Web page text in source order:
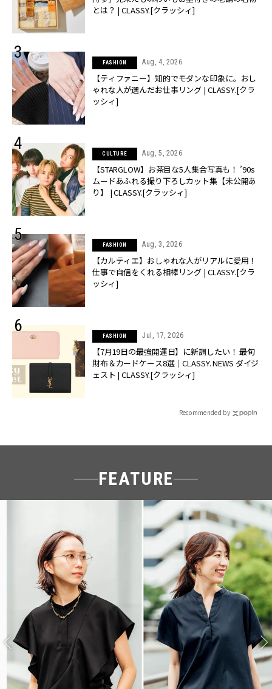
とは？ | CLASSY.[クラッシィ]
FASHION Aug, 4, 2026
【ティファニー】知的でモダンな印象に。おし
ゃれな人が選んだお仕事リング | CLASSY.[クラ
ッシィ]
CULTURE Aug, 5, 2026
【STARGLOW】お茶目な5人集合写真も！ ’90s
ムードあふれる撮り下ろしカット集【未公開あ
り】 | CLASSY.[クラッシィ]
FASHION Aug, 3, 2026
【カルティエ】おしゃれな人がリアルに愛用！
仕事で自信をくれる相棒リング | CLASSY.[クラ
ッシィ]
FASHION Jul, 17, 2026
【7月19日の最強開運日】に新調したい！ 最旬
財布＆カードケース8選｜CLASSY. NEWS ダイジ
ェスト | CLASSY.[クラッシィ]
Recommended by
FEATURE